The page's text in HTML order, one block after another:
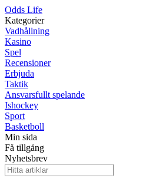
Odds Life
Kategorier
Vadhållning
Kasino
Spel
Recensioner
Erbjuda
Taktik
Ansvarsfullt spelande
Ishockey
Sport
Basketboll
Min sida
Få tillgång
Nyhetsbrev